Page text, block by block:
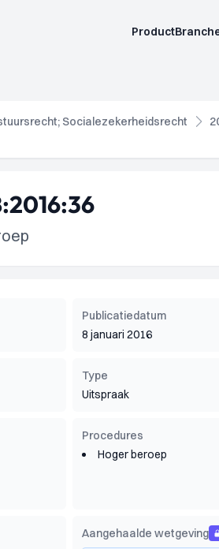
Product
Socialezekerheidsrecht
Publicatiedatum
8 januari 2016
Type
Uitspraak
Procedures
Hoger beroep
Aangehaalde wetgeving